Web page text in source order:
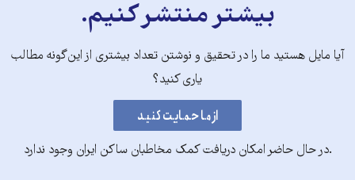
بیشتر منتشر کنیم.
آیا مایل هستید ما را در تحقیق و نوشتن تعداد بیشتری از این‌گونه مطالب
یاری کنید؟
.در حال حاضر امکان دریافت کمک مخاطبان ساکن ایران وجود ندارد